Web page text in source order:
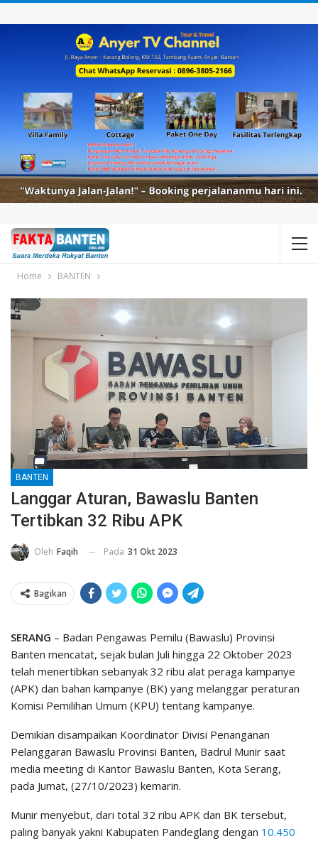
Home BANTEN
BANTEN
Langgar Aturan, Bawaslu Banten
Tertibkan 32 Ribu APK
Oleh Faqih Pada 31 Okt 2023
Bagikan
SERANG – Badan Pengawas Pemilu (Bawaslu) Provinsi
Banten mencatat, sejak bulan Juli hingga 22 Oktober 2023
telah menertibkan sebanyak 32 ribu alat peraga kampanye
(APK) dan bahan kampanye (BK) yang melanggar peraturan
Komisi Pemilihan Umum (KPU) tentang kampanye.
Demikian disampaikan Koordinator Divisi Penanganan
Pelanggaran Bawaslu Provinsi Banten, Badrul Munir saat
media meeting di Kantor Bawaslu Banten, Kota Serang,
pada Jumat, (27/10/2023) kemarin.
Munir menyebut, dari total 32 ribu APK dan BK tersebut,
paling banyak yakni Kabupaten Pandeglang dengan 10.450